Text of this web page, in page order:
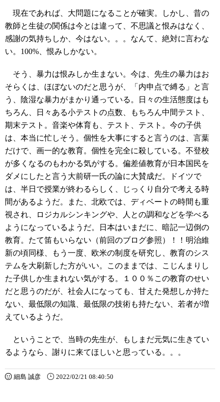
現在であれば、大問題になることが確実。しかし、昔の
教師と生徒の関係は今とは違って、不思議と恨みはなく、
感謝の気持ちしか、今はない。。。なんて、絶対に言わな
い。100%、恨みしかない。
そう、暴力は恨みしか生まない。今は、先生の暴力はお
そらくは、ほぼないのだと思うが、「内申点で縛る」と言
う、陰湿な暴力がまかり通っている。日々の生活態度はも
ちろん、日々ある小テストの点数、もちろん中間テスト、
期末テスト。音楽や体育も、テスト、テスト。今の子供
は、本当に忙しそう。個性を大事にすると言うのは、言葉
だけで、画一的な教育。個性を完全に殺している。不登校
が多くなるのもわかる気がする。偏差値教育が日本国民を
ダメにしたと言う大前研一氏の論に大賛成だ。ドイツで
は、半日で授業が終わるらしく、じっくり自分で考える時
間があるようだ。また、北欧では、ディベートの時間も重
視され、ロジカルシンキングや、人との調和などを学べる
ようになっているようだ。日本はいまだに、暗記一辺倒の
教育。たて笛もいらない（前回のブログ参照）！！明治維
新の頃同様、もう一度、欧米の制度を研究し、教育のシス
テムを大刷新した方がいい。このままでは、こじんまりし
た子供しか生まれない気がする。１００％この教育のせい
だと思うのだが、社会人になっても、甘えた発想しか持た
ない、最低限の知識、最低限の技術も持たない、若者が増
えているようだ。
ということで、当時の先生が、もしまだ元気に生きてい
るようなら、謝りに来てほしいと思っている。。。
細島 誠彦 2022/02/21 08:40:50